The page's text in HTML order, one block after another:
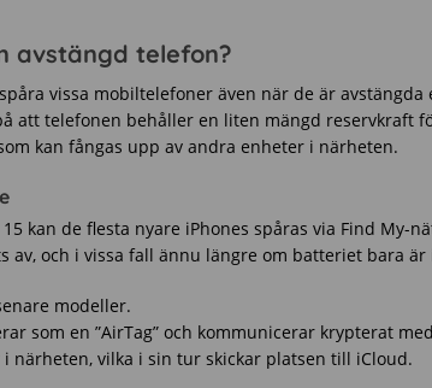
avstängd telefon?
vissa mobiltelefoner även när de är
att telefonen behåller en liten mängd reservkraft
kan fångas upp av andra enheter i närheten.
kan de flesta nyare iPhones spåras via Find My-
av, och i vissa fall ännu längre om batteriet bara är
modeller.
som en ”AirTag” och kommunicerar krypterat
närheten, vilka i sin tur skickar platsen till iCloud.